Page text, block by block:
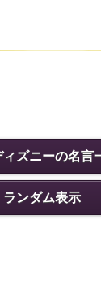
ィズニーの名言
ランダム表示